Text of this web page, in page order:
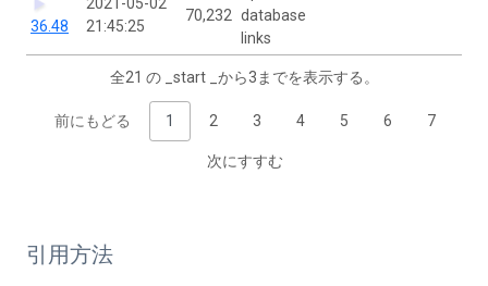
36.48
21:45:25
70,232 database
links
全21 の _start _から3までを表示する。
前にもどる 1 2 3 4 5 6 7
次にすすむ
引用方法